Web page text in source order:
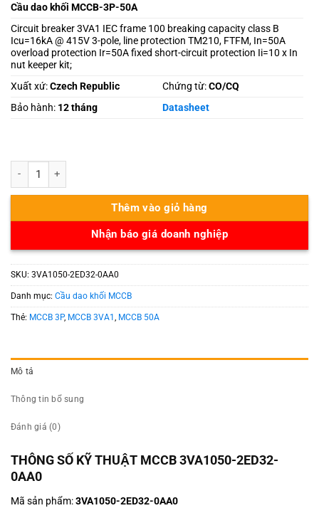
Cầu dao khối MCCB-3P-50A
Circuit breaker 3VA1 IEC frame 100 breaking capacity class B
Icu=16kA @ 415V 3-pole, line protection TM210, FTFM, In=50A
overload protection Ir=50A fixed short-circuit protection Ii=10 x In
nut keeper kit;
Xuất xứ:Czech Republic Chứng từ:CO/CQ
Bảo hành: 12 tháng Datasheet
Thêm vào giỏ hàng
Nhận báo giá doanh nghiệp
SKU: 3VA1050-2ED32-0AA0
Danh mục: Cầu dao khối MCCB
Thẻ: MCCB 3P, MCCB 3VA1 MCCB 50A
Mô tả
Thông tin bổ sung
Đánh giá (0)
THÔNG SỐ KỸ THUẬT MCCB 3VA1050-2ED32-
0AA0
Mã sản phẩm:3VA1050-2ED32-0AA0